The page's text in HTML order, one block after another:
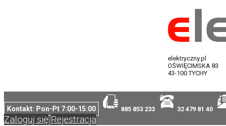
elektryczny.pl
OŚWIĘCIMSKA 83
43-100 TYCHY
Kontakt: Pon-Pt 7:00-15:00 885 853 233 32 479 81 40
Zaloguj się Rejestracja